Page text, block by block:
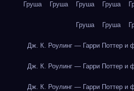
Груша Груша Груша Груша
Груша Груша
Дж. К. Роулинг — Гарри Поттер и
Дж. К. Роулинг — Гарри Поттер и
Дж. К. Роулинг — Гарри Поттер и